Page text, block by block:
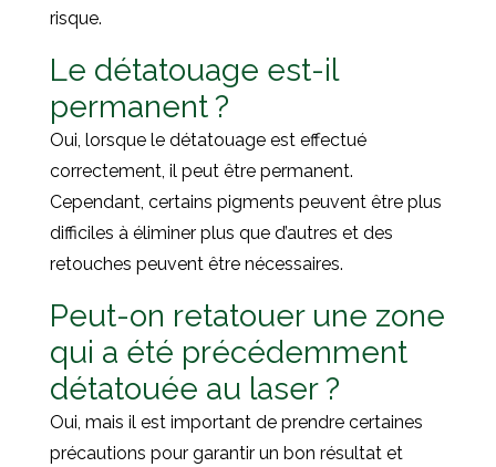
risque.
Le détatouage est-il
permanent ?
Oui, lorsque le détatouage est effectué
correctement, il peut être permanent.
Cependant, certains pigments peuvent être plus
difficiles à éliminer plus que d’autres et des
retouches peuvent être nécessaires.
Peut-on retatouer une zone
qui a été précédemment
détatouée au laser ?
Oui, mais il est important de prendre certaines
précautions pour garantir un bon résultat et